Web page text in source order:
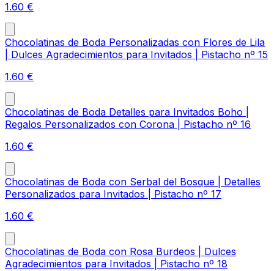
1.60 €
Chocolatinas de Boda Personalizadas con Flores de Lila
| Dulces Agradecimientos para Invitados | Pistacho nº 15
1.60 €
Chocolatinas de Boda Detalles para Invitados Boho |
Regalos Personalizados con Corona | Pistacho nº 16
1.60 €
Chocolatinas de Boda con Serbal del Bosque | Detalles
Personalizados para Invitados | Pistacho nº 17
1.60 €
Chocolatinas de Boda con Rosa Burdeos | Dulces
Agradecimientos para Invitados | Pistacho nº 18